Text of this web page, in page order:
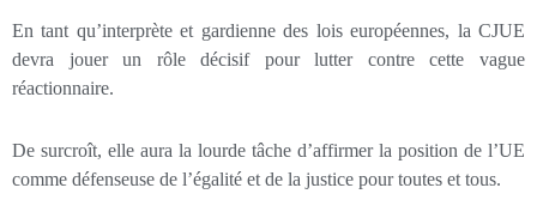
En tant qu’interprète et gardienne des lois européennes, la CJUE
devra jouer un rôle décisif pour lutter contre cette vague
réactionnaire.
De surcroît, elle aura la lourde tâche d’affirmer la position de l’UE
comme défenseuse de l’égalité et de la justice pour toutes et tous.